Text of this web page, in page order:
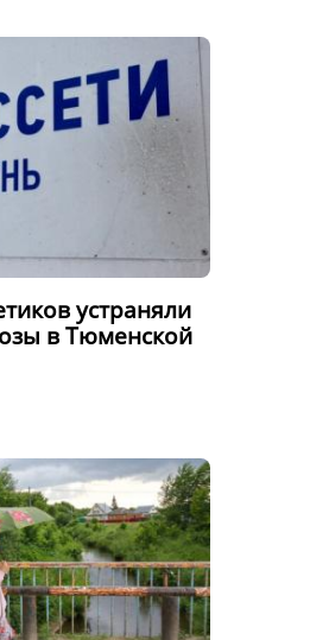
устраняли
в Тюменской